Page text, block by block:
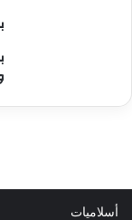
أسلاميات